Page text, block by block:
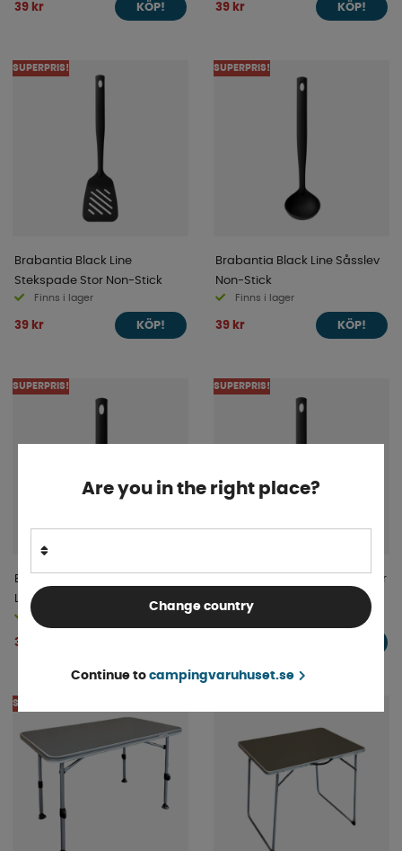
39 kr KÖP! 39 kr KÖP!
SUPERPRIS!
Brabantia Black Line
Stekspade Stor Non-Stick
Finns i lager
39 kr KÖP!
SUPERPRIS!
Brabantia Black Line Såsslev
Non-Stick
Finns i lager
39 kr KÖP!
SUPERPRIS!
Brabantia Black Line Visp
Liten Non-Stick
39 kr
SUPERPRIS!
Brabantia Black Line Visp Stor
Finns i lager
SUPERPRIS!
Are you in the right place?
Change country
Continue to campingvaruhuset.se